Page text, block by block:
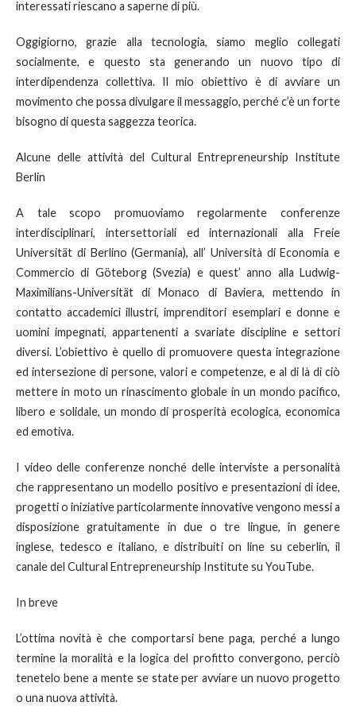
interessati riescano a saperne di più.
Oggigiorno, grazie alla tecnologia, siamo meglio collegati
socialmente, e questo sta generando un nuovo tipo di
interdipendenza collettiva. Il mio obiettivo è di avviare un
movimento che possa divulgare il messaggio, perché c’è un forte
bisogno di questa saggezza teorica.
Alcune delle attività del Cultural Entrepreneurship Institute
Berlin
A tale scopo promuoviamo regolarmente conferenze
interdisciplinari, intersettoriali ed internazionali alla Freie
Universität di Berlino (Germania), all’ Università di Economia e
Commercio di Göteborg (Svezia) e quest’ anno alla Ludwig-
Maximilians-Universität di Monaco di Baviera, mettendo in
contatto accademici illustri, imprenditori esemplari e donne e
uomini impegnati, appartenenti a svariate discipline e settori
diversi. L’obiettivo è quello di promuovere questa integrazione
ed intersezione di persone, valori e competenze, e al di là di ciò
mettere in moto un rinascimento globale in un mondo pacifico,
libero e solidale, un mondo di prosperità ecologica, economica
ed emotiva.
I video delle conferenze nonché delle interviste a personalità
che rappresentano un modello positivo e presentazioni di idee,
progetti o iniziative particolarmente innovative vengono messi a
disposizione gratuitamente in due o tre lingue, in genere
inglese, tedesco e italiano, e distribuiti on line su ceberlin, il
canale del Cultural Entrepreneurship Institute su YouTube.
In breve
L’ottima novità è che comportarsi bene paga, perché a lungo
termine la moralità e la logica del profitto convergono, perciò
tenetelo bene a mente se state per avviare un nuovo progetto
o una nuova attività.